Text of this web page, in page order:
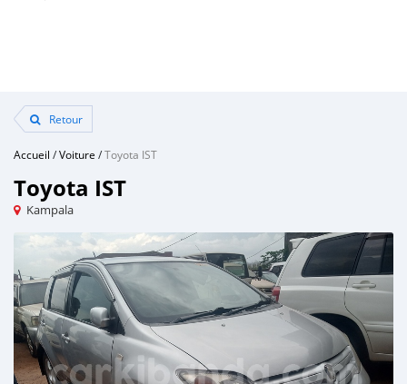
Retour
Accueil /Voiture /Toyota IST
Toyota IST
Kampala